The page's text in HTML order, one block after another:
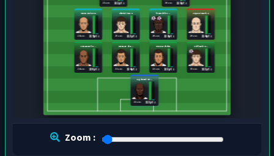
agbamé ni...
123 pts
22 ans
emanuel a...
130 pts
24 ans
oumar dia...
134 pts
21 ans
evan ndicka
133 pts
22 ans
odilon ko...
133 pts
19 ans
oumou tara
125 pts
24 ans
christ inao
123 pts
25 ans
franck ke...
129 pts
20 ans
rayan imako
124 pts
20 ans
132 pts
21 ans 129 pts
20 ans
Zoom :